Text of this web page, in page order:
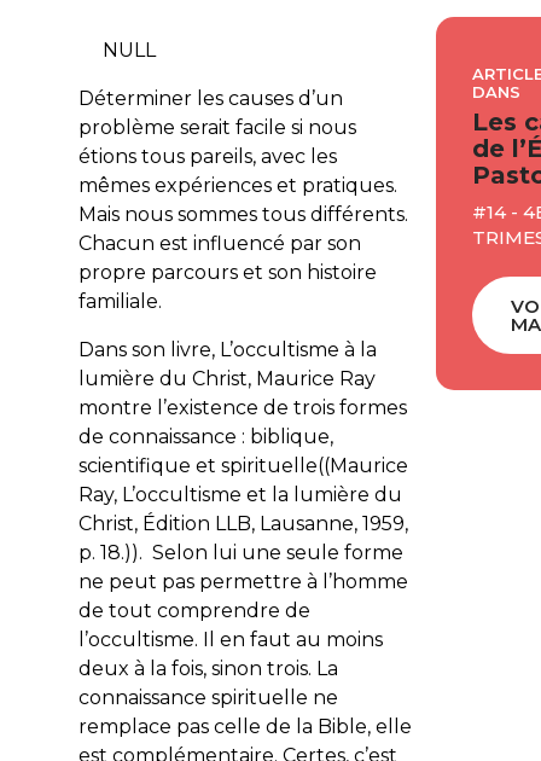
NULL
Déterminer les causes d’un
problème serait facile si nous
étions tous pareils, avec les
mêmes expériences et pratiques.
Mais nous sommes tous différents.
Chacun est influencé par son
propre parcours et son histoire
familiale.
Dans son livre, L’occultisme à la
lumière du Christ, Maurice Ray
montre l’existence de trois formes
de connaissance : biblique,
scientifique et spirituelle((Maurice
Ray, L’occultisme et la lumière du
Christ, Édition LLB, Lausanne, 1959,
p. 18.)). Selon lui une seule forme
ne peut pas permettre à l’homme
de tout comprendre de
l’occultisme. Il en faut au moins
deux à la fois, sinon trois. La
connaissance spirituelle ne
remplace pas celle de la Bible, elle
est complémentaire. Certes, c’est
DANS
Les
de
#14 -